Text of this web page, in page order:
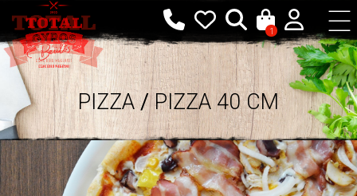
1
PIZZA/PIZZA 40 CM